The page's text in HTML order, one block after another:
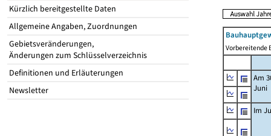
Kürzlich bereitgestellte Daten
Allgemeine Angaben, Zuordnungen
Gebietsveränderungen,
Änderungen zum Schlüsselverzeichnis
Definitionen und Erläuterungen
Newsletter
Vorbereitende
Am
Juni
Im